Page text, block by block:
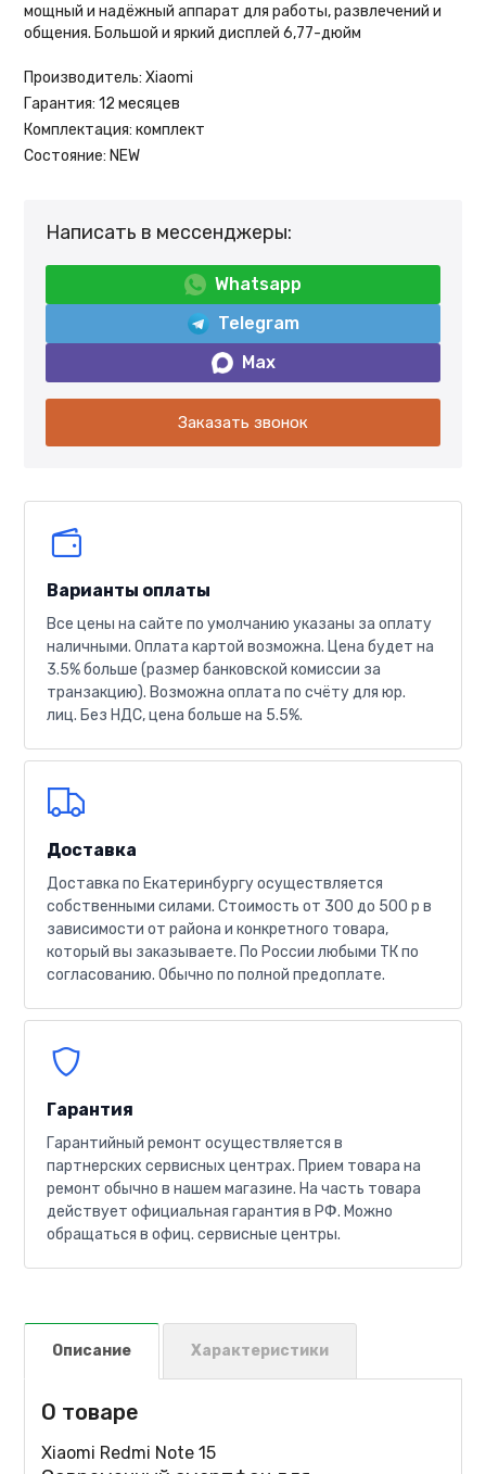
мощный и надёжный аппарат для работы, развлечений и
общения. Большой и яркий дисплей 6,77-дюйм
Производитель: Xiaomi
Гарантия: 12 месяцев
Комплектация: комплект
Состояние: NEW
Написать в мессенджеры:
Whatsapp
Telegram
Max
Заказать звонок
Варианты оплаты
Все цены на сайте по умолчанию указаны за оплату
наличными. Оплата картой возможна. Цена будет на
3.5% больше (размер банковской комиссии за
транзакцию). Возможна оплата по счёту для юр.
лиц. Без НДС, цена больше на 5.5%.
Доставка
Доставка по Екатеринбургу осуществляется
собственными силами. Стоимость от 300 до 500 р в
зависимости от района и конкретного товара,
который вы заказываете. По России любыми ТК по
согласованию. Обычно по полной предоплате.
Гарантия
Гарантийный ремонт осуществляется в
партнерских сервисных центрах. Прием товара на
ремонт обычно в нашем магазине. На часть товара
действует официальная гарантия в РФ. Можно
обращаться в офиц. сервисные центры.
Описание Характеристики
О товаре
Xiaomi Redmi Note 15